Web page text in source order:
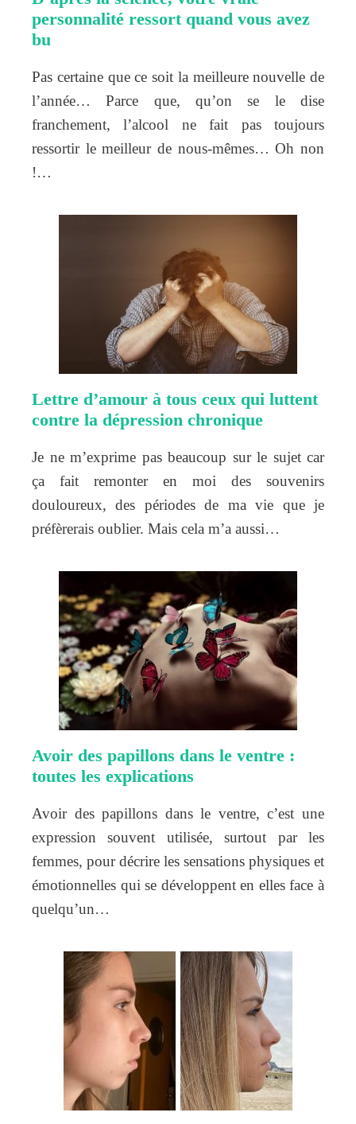
personnalité ressort quand vous avez
bu
Pas certaine que ce soit la meilleure nouvelle de
l’année… Parce que, qu’on se le dise
franchement, l’alcool ne fait pas toujours
ressortir le meilleur de nous-mêmes… Oh non
!…
Lettre d’amour à tous ceux qui luttent
contre la dépression chronique
Je ne m’exprime pas beaucoup sur le sujet car
ça fait remonter en moi des souvenirs
douloureux, des périodes de ma vie que je
préfèrerais oublier. Mais cela m’a aussi…
Avoir des papillons dans le ventre :
toutes les explications
Avoir des papillons dans le ventre, c’est une
expression souvent utilisée, surtout par les
femmes, pour décrire les sensations physiques et
émotionnelles qui se développent en elles face à
quelqu’un…